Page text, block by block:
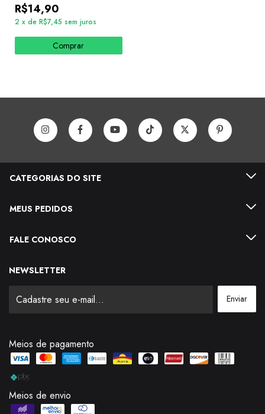
R$14,90
2 x de R$7,45 sem juros
Comprar
CATEGORIAS DO SITE
MEUS PEDIDOS
FALE CONOSCO
NEWSLETTER
Meios de pagamento
Meios de envio